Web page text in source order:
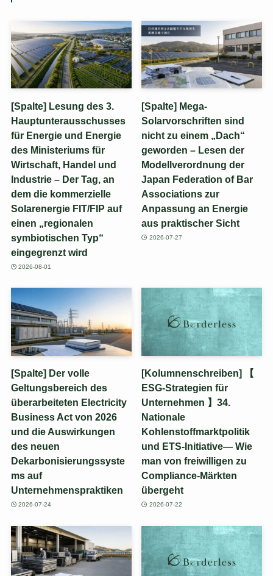
[Spalte] Lesung des 3.
Hauptunterausschusses
für Energie und Energie
des Ministeriums für
Wirtschaft, Handel und
Industrie – Der Tag, an
dem die kommerzielle
Solarenergie FIT/FIP auf
einen „regionalen
symbiotischen Typ“
eingegrenzt wird
2026-08-01
[Spalte] Mega-
Solarvorschriften sind
nicht zu einem „Dach“
geworden – Lesen der
Modellverordnung der
Japan Federation of Bar
Associations zur
Anpassung an Energie
aus praktischer Sicht
2026-07-27
[Spalte] Der volle
Geltungsbereich des
überarbeiteten Electricity
Business Act von 2026
und die Auswirkungen
des neuen
Dekarbonisierungssyste
ms auf
Unternehmenspraktiken
2026-07-24
[Kolumnenschreiben] 【
ESG-Strategien für
Unternehmen 】34.
Nationale
Kohlenstoffmarktpolitik
und ETS-Initiative— Wie
man von freiwilligen zu
Compliance-Märkten
übergeht
2026-07-22